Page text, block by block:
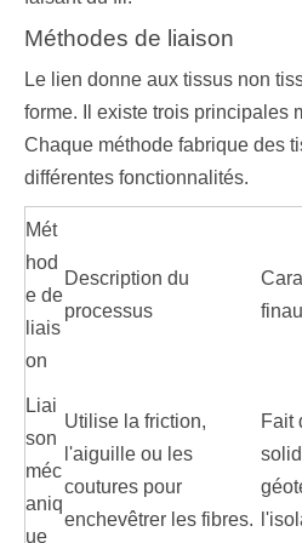
Méthodes de liaison
Le lien donne aux tissus non
forme. Il existe trois principales
Chaque méthode fabrique des
différentes fonctionnalités.
Mét
hod
e de
liais
on
Description du
processus
Liai
son
méc
aniq
ue
Utilise la friction,
l'aiguille ou les
coutures pour
enchevêtrer les fibres.
Fait